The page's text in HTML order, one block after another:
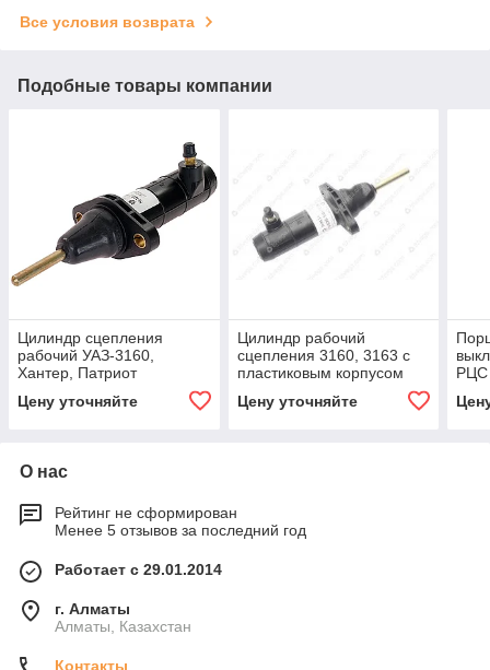
Все условия возврата
Подобные товары компании
Цилиндр сцепления
рабочий УАЗ-3160,
Хантер, Патриот
сборе АДС
Цену уточняйте
Цилиндр рабочий
сцепления 3160, 3163 с
пластиковым корпусом
Цену уточняйте
РЦС
О нас
Рейтинг не сформирован
Менее 5 отзывов за последний год
Работает с 29.01.2014
г. Алматы
Алматы, Казахстан
Контакты